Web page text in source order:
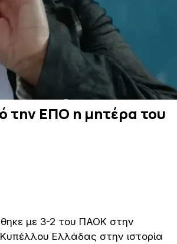
την ΕΠΟ η μητέρα του
με 3-2 του ΠΑΟΚ στην
Ελλάδας στην ιστορία